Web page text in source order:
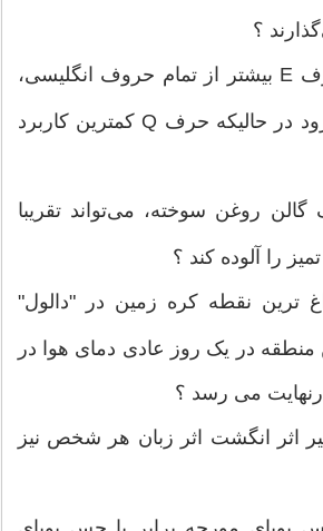
؟
حرف E بیشتر از تمام حروف انگلیسی،
در کلمات بکار می‌رود در حالیکه حرف Q کمترین کاربرد
گالن روغن سوخته، می‌تواند تقریبا
را آلوده کند ؟
ترین نقطه کره زمین در "دالول"
منطقه در یک روز عادی دمای هوا در
اثر انگشت اثر زبان هر شخص نیز